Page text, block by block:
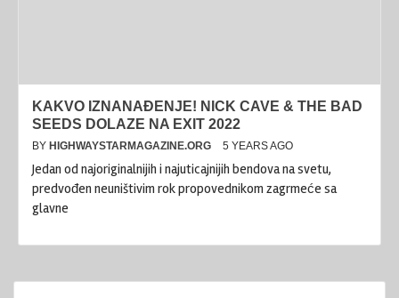
KAKVO IZNANAĐENJE! NICK CAVE & THE BAD
SEEDS DOLAZE NA EXIT 2022
BY HIGHWAYSTARMAGAZINE.ORG 5 YEARS AGO
Jedan od najoriginalnijih i najuticajnijih bendova na svetu,
predvođen neuništivim rok propovednikom zagrmeće sa
glavne